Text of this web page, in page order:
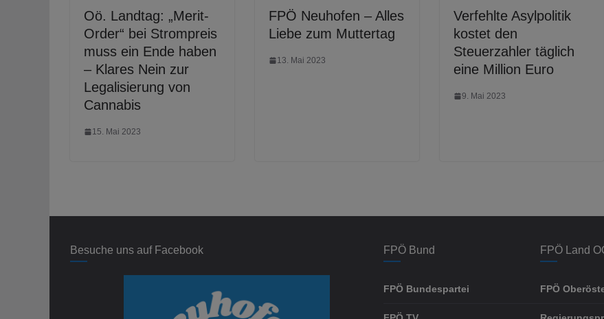
Oö. Landtag: „Merit-
Order“ bei Strompreis
muss ein Ende haben
– Klares Nein zur
Legalisierung von
Cannabis
15. Mai 2023
FPÖ Neuhofen – Alles
Liebe zum Muttertag
13. Mai 2023
Verfehlte Asylpolitik
kostet den
Steuerzahler täglich
eine Million Euro
9. Mai 2023
Besuche uns auf Facebook FPÖ Bund
FPÖ Bundespartei
FPÖ Land
FPÖ